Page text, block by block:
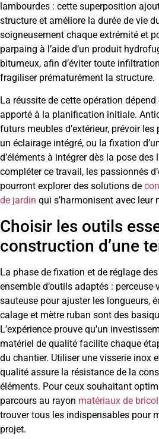
lambourdes : cette superposition
structure et améliore la durée de vie
soigneusement chaque extrémité et
parpaing à l’aide d’un produit
bitumeux, afin d’éviter toute
fragiliser prématurément la structure.
La réussite de cette opération
apporté à la planification initiale.
futurs meubles d’extérieur, prévoir
un éclairage intégré, ou la fixation
d’éléments à intégrer dès la pose des
compléter ce travail, les passionnés
pourront explorer des solutions de
de jardin qui s’harmonisent avec leur
Choisir les outils
construction d’une
La phase de fixation et de réglage
ensemble d’outils adaptés :
sauteuse pour ajuster les longueurs,
calage et mètre ruban sont des
L’expérience prouve qu’un
matériel de qualité facilite chaque
du chantier. Utiliser une visserie inox
qualité assure la résistance de la
éléments. Pour ceux souhaitant
parcours au rayon matériaux de
trouver tous les indispensables pour
projet.